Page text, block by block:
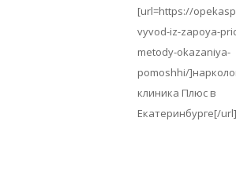
[url=https://
vyvod-iz-zapoya-
metody-okazaniya-
pomoshhi/
клиника Плюс в
Екатеринбурге[/url]